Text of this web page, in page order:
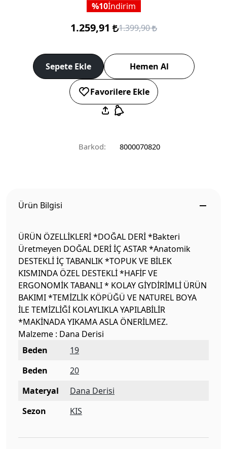
10İndirim
1.259,91 1.399,90
Sepete Ekle Hemen Al
Favorilere Ekle
Barkod: 8000070820
Ürün Bilgisi
ÜRÜN ÖZELLİKLERİ *DOĞAL DERİ *Bakteri
Üretmeyen DOĞAL DERİ İÇ ASTAR *Anatomik
DESTEKLİ İÇ TABANLIK *TOPUK VE BİLEK
KISMINDA ÖZEL DESTEKLİ *HAFİF VE
ERGONOMİK TABANLI * KOLAY GİYDİRİMLİ ÜRÜN
BAKIMI *TEMİZLİK KÖPÜĞÜ VE NATUREL BOYA
İLE TEMİZLİĞİ KOLAYLIKLA YAPILABİLİR
*MAKİNADA YIKAMA ASLA ÖNERİLMEZ.
Malzeme : Dana Derisi
Beden
19
Beden
20
Materyal
Dana Derisi
Sezon
KIS